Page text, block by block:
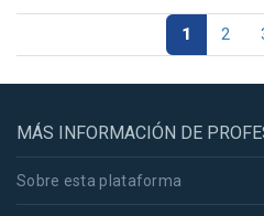
1 2
MÁS INFORMACIÓN DE
Sobre esta plataforma